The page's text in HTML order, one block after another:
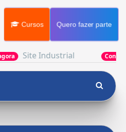
Cursos Quero fazer parte
Site Industrial Contrate